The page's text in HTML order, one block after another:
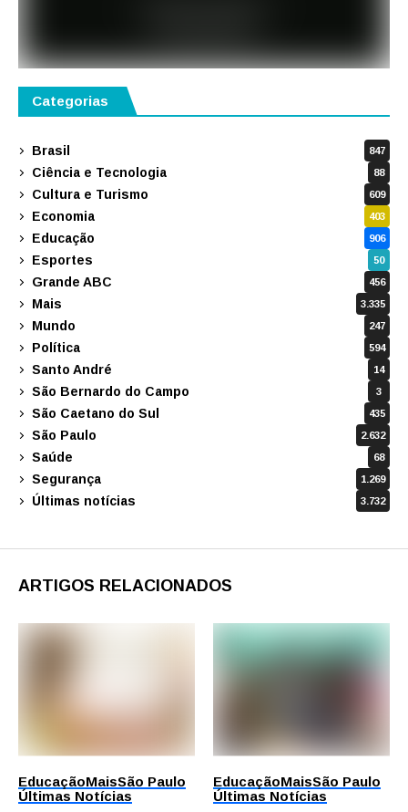
Categorias
Brasil 847
Ciência e Tecnologia 88
Cultura e Turismo 609
Economia 403
Educação 906
Esportes 50
Grande ABC 456
Mais 3.335
Mundo 247
Política 594
Santo André 14
São Bernardo do Campo 3
São Caetano do Sul 435
São Paulo 2.632
Saúde 68
Segurança 1.269
Últimas notícias 3.732
ARTIGOS RELACIONADOS
EducaçãoMaisSão Paulo
Últimas Notícias
EducaçãoMaisSão Paulo
Últimas Notícias